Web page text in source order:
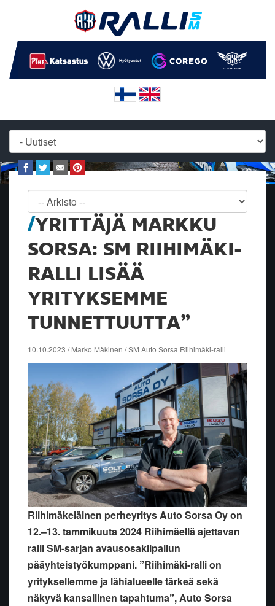
YRITTÄJÄ MARKKU
SORSA: SM RIIHIMÄKI-
RALLI LISÄÄ
YRITYKSEMME
TUNNETTUUTTA”
10.10.2023 / Marko Mäkinen / SM Auto Sorsa Riihimäki-ralli
Riihimäkeläinen perheyritys Auto Sorsa Oy on
12.–13. tammikuuta 2024 Riihimäellä ajettavan
ralli SM-sarjan avausosakilpailun
pääyhteistyökumppani. ”Riihimäki-ralli on
yrityksellemme ja lähialueelle tärkeä sekä
näkyvä kansallinen tapahtuma”, Auto Sorsa